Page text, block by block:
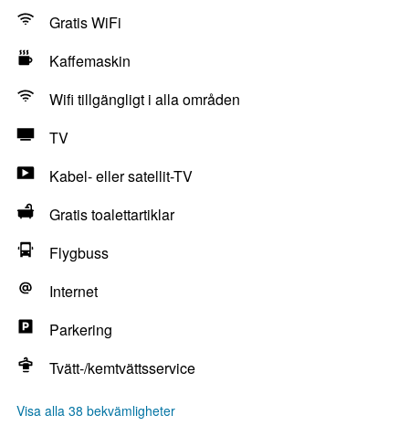
Gratis WiFi
Kaffemaskin
Wifi tillgängligt i alla områden
TV
Kabel- eller satellit-TV
Gratis toalettartiklar
Flygbuss
Internet
Parkering
Tvätt-/kemtvättsservice
Visa alla 38 bekvämligheter